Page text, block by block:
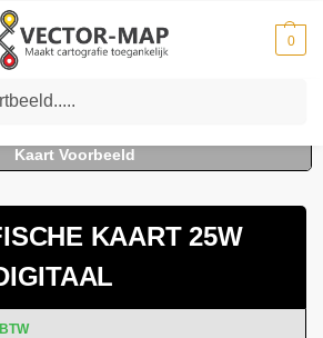
0
kaarten
KAART 25W